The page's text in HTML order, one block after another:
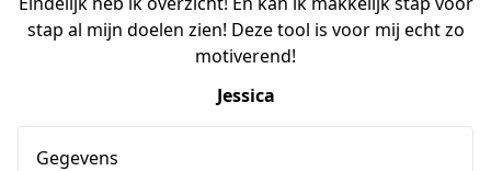
stap al mijn doelen zien! Deze tool is voor mij echt zo
motiverend!
Jessica
Gegevens